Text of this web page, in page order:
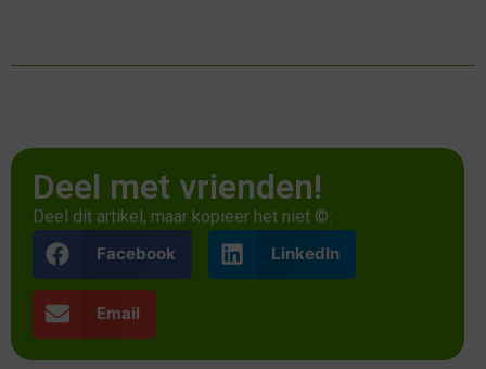
Deel met vrienden!
Deel dit artikel, maar kopieer het niet ©:
Facebook
LinkedIn
Email